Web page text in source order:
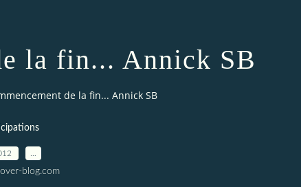
la fin... Annick SB
de la fin... Annick SB
blog.com